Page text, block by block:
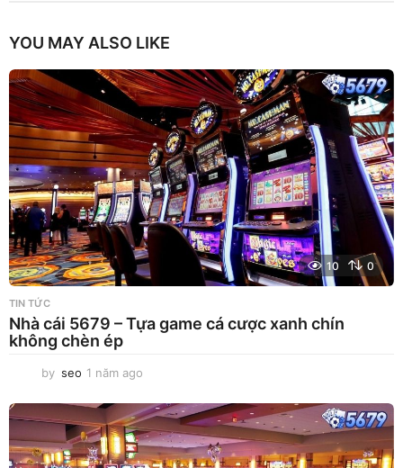
YOU MAY ALSO LIKE
10 0
TIN TỨC
Nhà cái 5679 – Tựa game cá cược xanh chín
không chèn ép
by seo 1 năm ago
ă
m
a
g